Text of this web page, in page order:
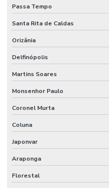
Passa Tempo
Santa Rita de Caldas
Orizânia
Delfinópolis
Martins Soares
Monsenhor Paulo
Coronel Murta
Coluna
Japonvar
Araponga
Florestal